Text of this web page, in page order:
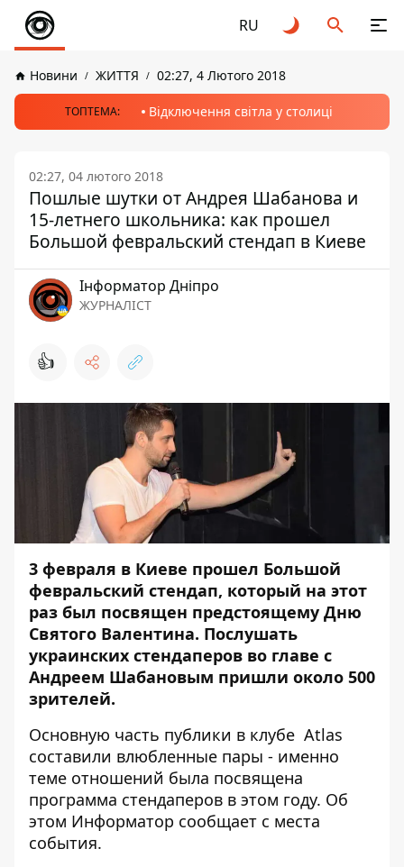
RU
Новини ЖИТТЯ 02:27, 4 Лютого 2018
ТОПТЕМА: Відключення світла у столиці
02:27, 04 лютого 2018
Пошлые шутки от Андрея Шабанова и
15-летнего школьника: как прошел
Большой февральский стендап в Киеве
Інформатор Дніпро
ЖУРНАЛІСТ
👍
3 февраля в Киеве прошел Большой
февральский стендап, который на этот
раз был посвящен предстоящему Дню
Святого Валентина. Послушать
украинских стендаперов во главе с
Андреем Шабановым пришли около 500
зрителей.
Основную часть публики в клубе Atlas
составили влюбленные пары - именно
теме отношений была посвящена
программа стендаперов в этом году. Об
этом Информатор сообщает с места
события.